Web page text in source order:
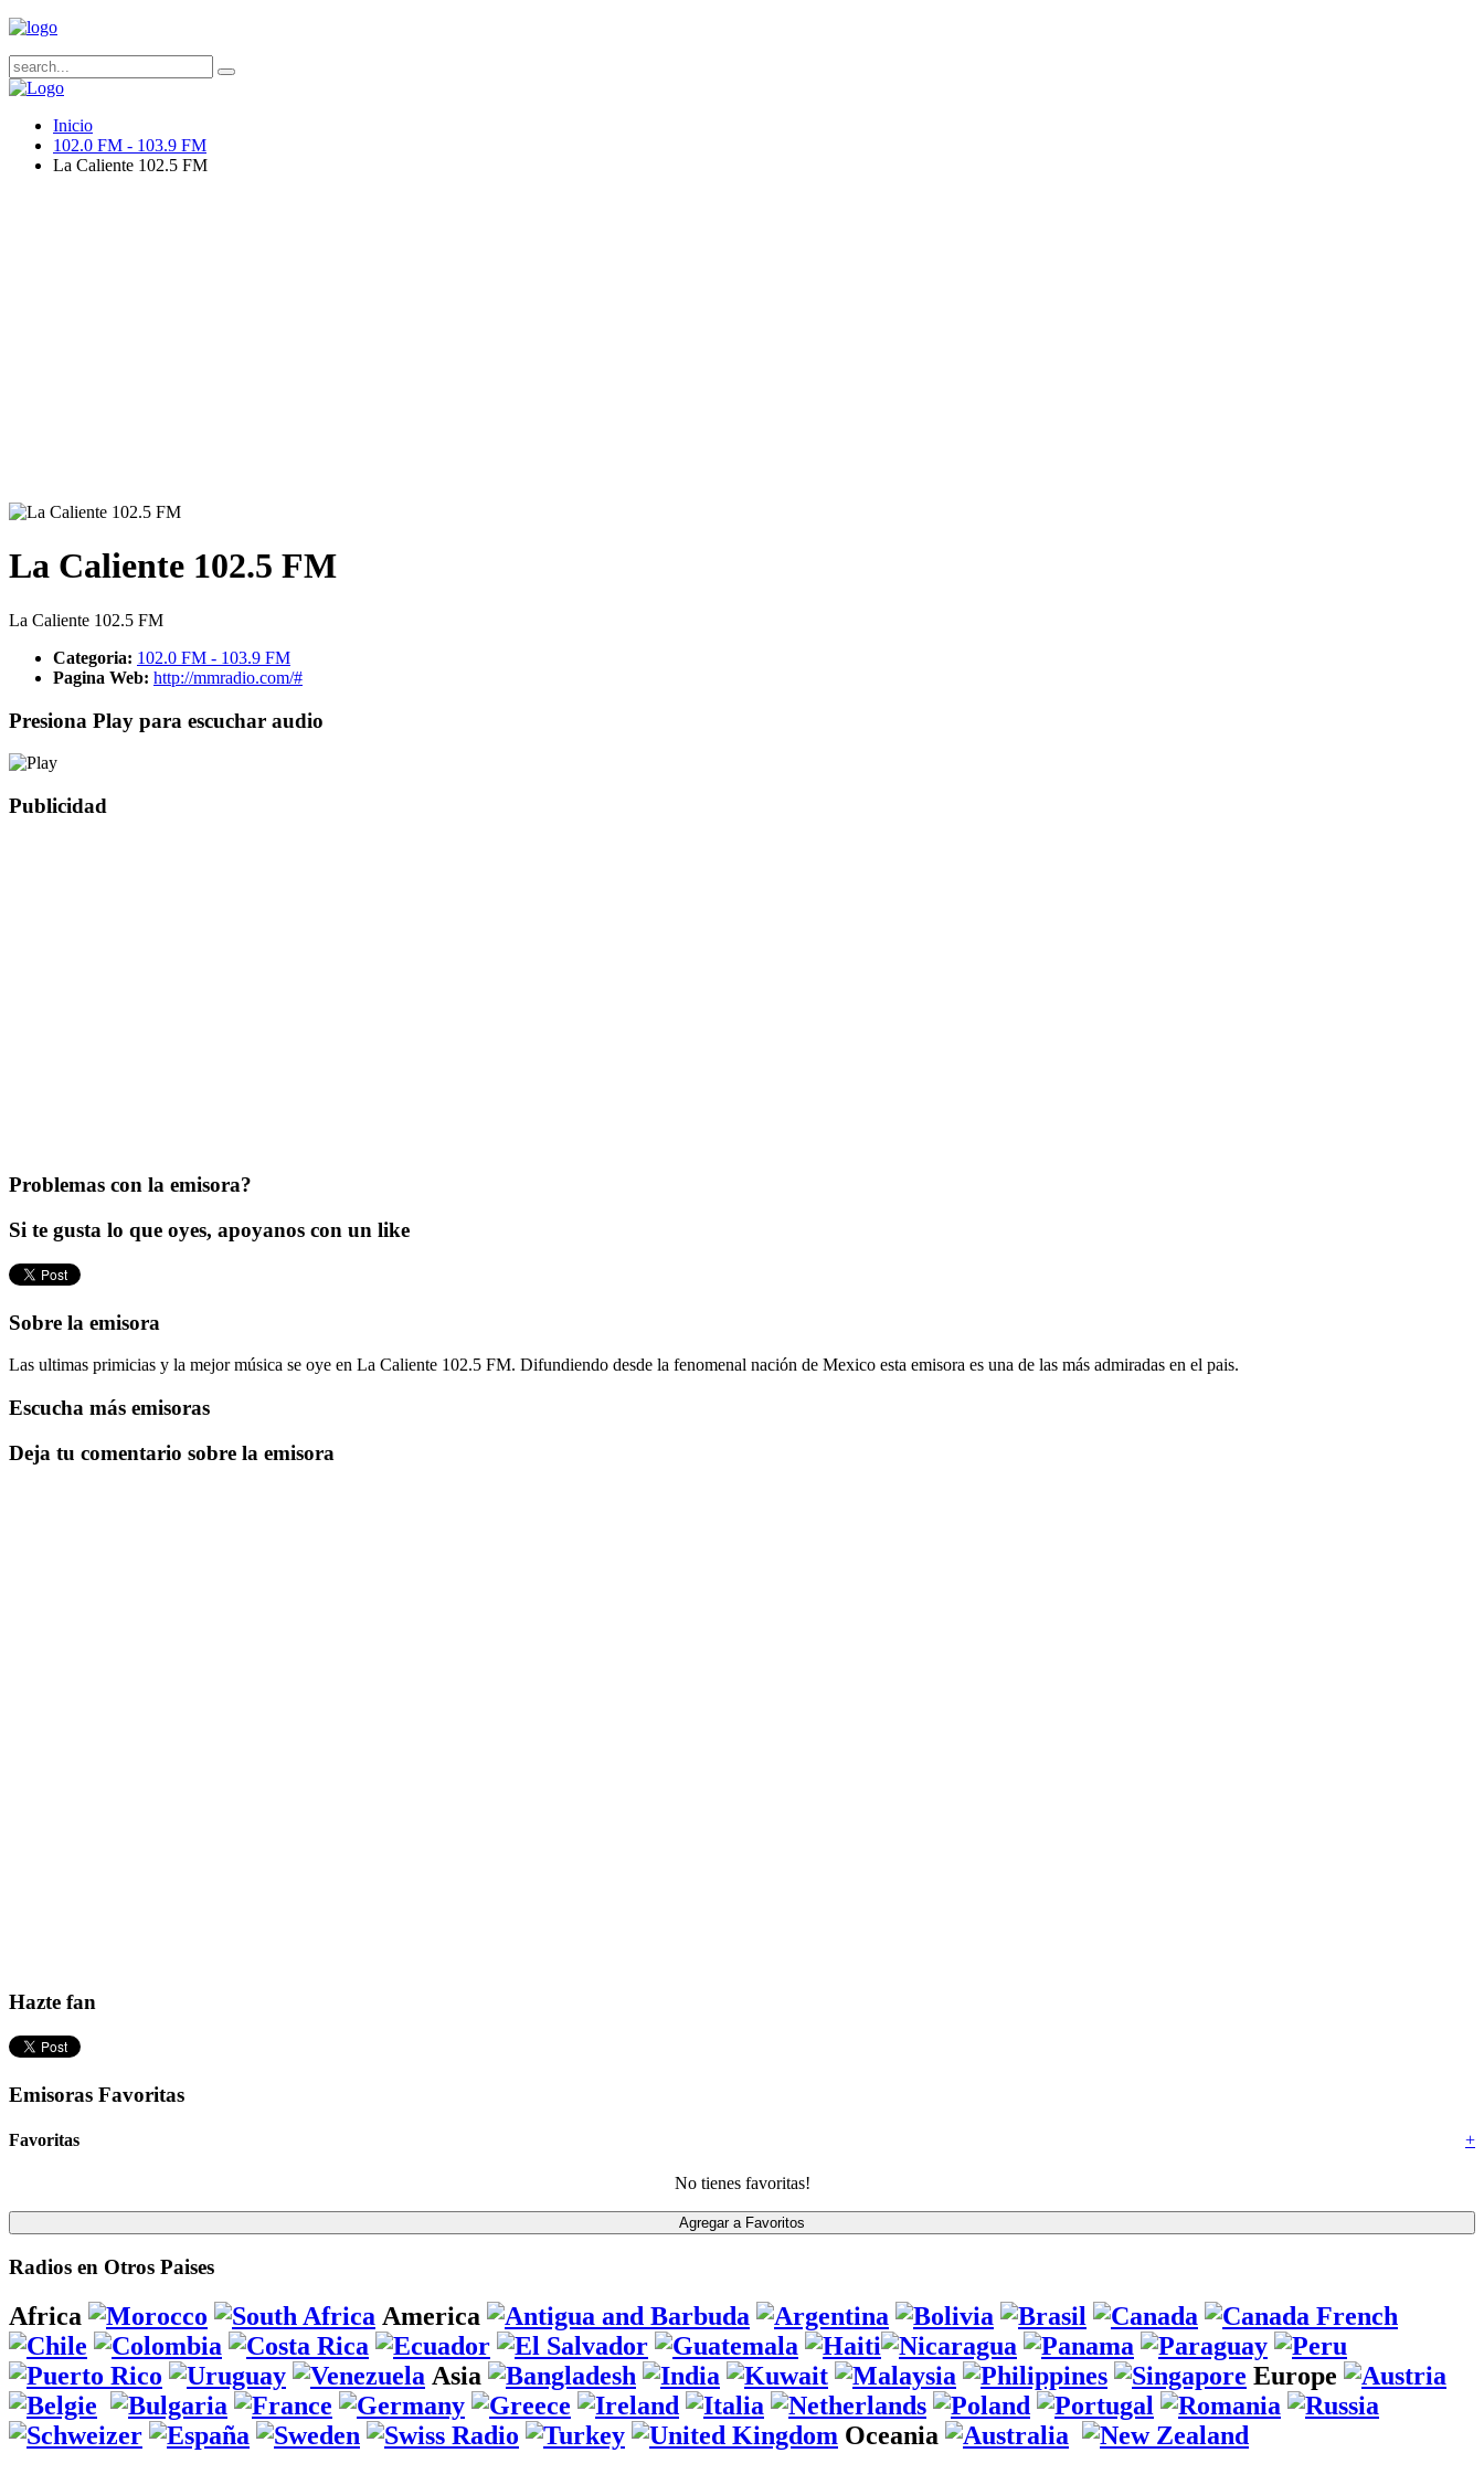
Inicio
102.0 FM - 103.9 FM
La Caliente 102.5 FM
La Caliente 102.5 FM
La Caliente 102.5 FM
Categoria: 102.0 FM - 103.9 FM
Pagina Web: http://mmradio.com/#
Presiona Play para escuchar audio
Publicidad
Problemas con la emisora?
Si te gusta lo que oyes, apoyanos con un like
Sobre la emisora
Las ultimas primicias y la mejor música se oye en La Caliente 102.5 FM. Difundiendo desde la fenomenal nación de Mexico esta emisora es una de las más admiradas en el pais.
Escucha más emisoras
Deja tu comentario sobre la emisora
Hazte fan
Emisoras Favoritas
+
Favoritas
No tienes favoritas!
Radios en Otros Paises
Africa America
Asia Europe
Oceania